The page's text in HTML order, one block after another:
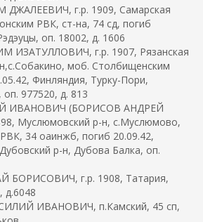
г.р. 1909, Самарская
РВК, ст-на, 74 сд, погиб
оп. 18002, д. 1606
ИЗАТУЛЛОВИЧ, г.р. 1907, Рязанская
моб. Столбищенским
Финляндия, Турку-Пори,
977520, д. 813
ИВАНОВИЧ (БОРИСОВ АНДРЕЙ
Муслюмовский р-н, с.Муслюмово,
34 оаинжб, погиб 20.09.42,
р-н, Дубова Балка, оп.
БОРИСОВИЧ, г.р. 1908, Татария,
д.6048
ИВАНОВИЧ, п.Камский, 45 сп,